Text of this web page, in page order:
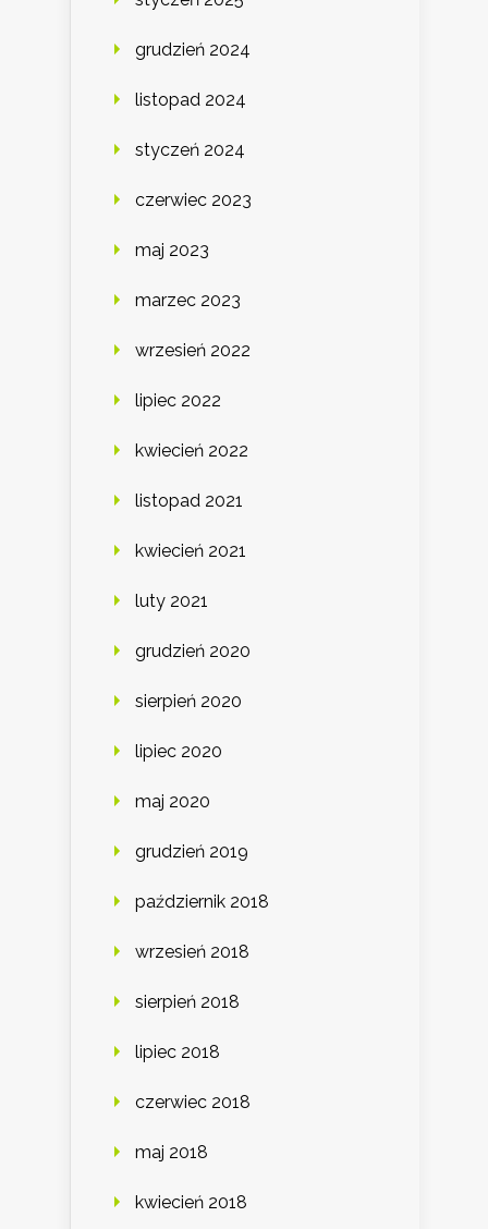
grudzień 2024
listopad 2024
styczeń 2024
czerwiec 2023
maj 2023
marzec 2023
wrzesień 2022
lipiec 2022
kwiecień 2022
listopad 2021
kwiecień 2021
luty 2021
grudzień 2020
sierpień 2020
lipiec 2020
maj 2020
grudzień 2019
październik 2018
wrzesień 2018
sierpień 2018
lipiec 2018
czerwiec 2018
maj 2018
kwiecień 2018